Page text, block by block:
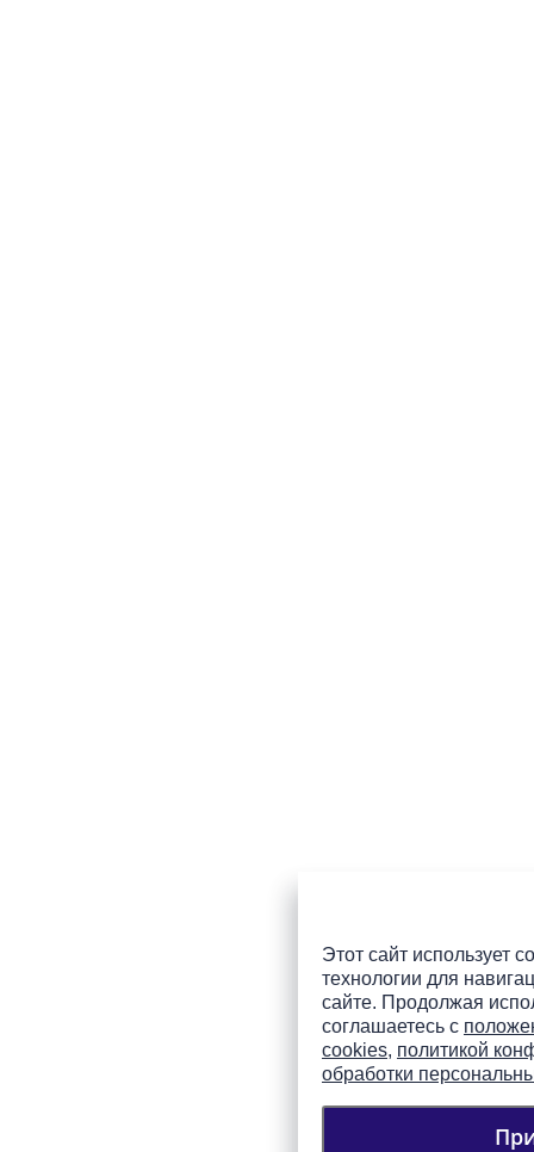
Этот сайт использует
технологии для
сайте. Продолжая
соглашаетесь с
cookies, политикой
обработки